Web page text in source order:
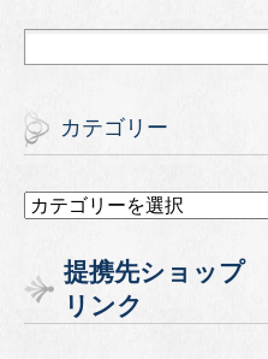
カテゴリー
カ
リ
ー
提携先ショップ
リンク